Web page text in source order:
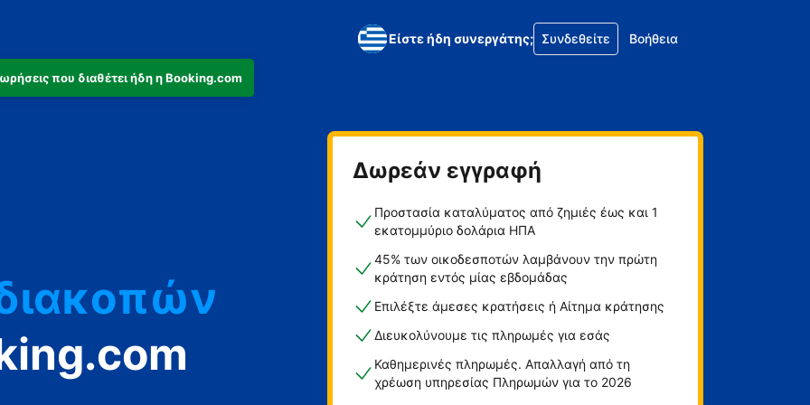
που διαθέτει ήδη η Booking.com
Είστε ήδη συνεργάτης; Συνδεθείτε Βοήθεια
Δωρεάν εγγραφή
Προστασία καταλύματος από ζημιές έως και 1
εκατομμύριο δολάρια ΗΠΑ
45% των οικοδεσποτών λαμβάνουν την πρώτη
κράτηση εντός μίας εβδομάδας
Επιλέξτε άμεσες κρατήσεις ή Αίτημα κράτησης
Διευκολύνουμε τις πληρωμές για εσάς
Καθημερινές πληρωμές. Απαλλαγή από τη
χρέωση υπηρεσίας Πληρωμών για το 2026